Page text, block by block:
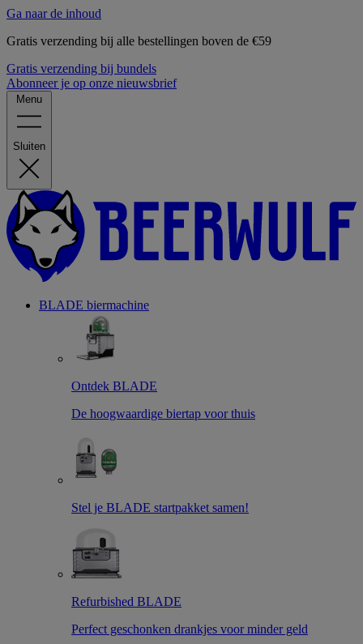
Ga naar de inhoud
Gratis verzending bij alle bestellingen boven de €59
Gratis verzending bij bundels
Abonneer je op onze nieuwsbrief
Menu
Sluiten
BLADE biermachine
Ontdek BLADE
De hoogwaardige biertap voor thuis
Stel je BLADE startpakket samen!
Refurbished BLADE
Perfect geschonken drankjes voor minder geld